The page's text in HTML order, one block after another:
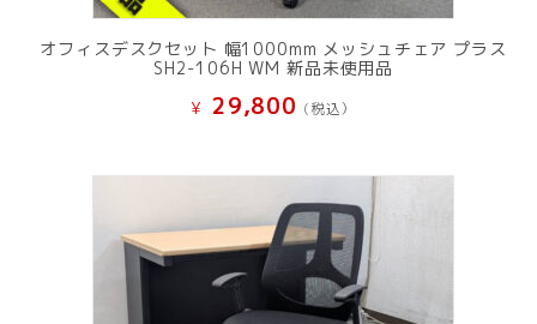
オフィスデスクセット 幅1000mm メッシュチェア プラス
SH2-106H WM 新品未使用品
¥ 29,800 (税込）